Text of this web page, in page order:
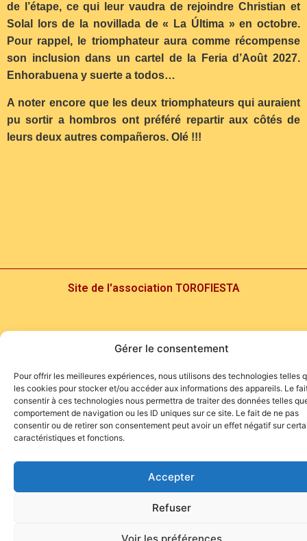
Gérer le consentement
Pour offrir les meilleures expériences, nous utilisons des technologies telles
les cookies pour stocker et/ou accéder aux informations des appareils. Le
consentir à ces technologies nous permettra de traiter des données telles
comportement de navigation ou les ID uniques sur ce site. Le fait de ne pas
consentir ou de retirer son consentement peut avoir un effet négatif sur
caractéristiques et fonctions.
Accepter
Refuser
Voir les préférences
de l’étape, ce qui leur vaudra de rejoindre Christian et
Solal lors de la novillada de « La Última » en octobre.
Pour rappel, le triomphateur aura comme récompense
son inclusion dans un cartel de la Feria d’Août 2027.
Enhorabuena y suerte a todos…
A noter encore que les deux triomphateurs qui auraient
pu sortir a hombros ont préféré repartir aux côtés de
leurs deux autres compañeros. Olé !!!
Site de l'association TOROFIESTA